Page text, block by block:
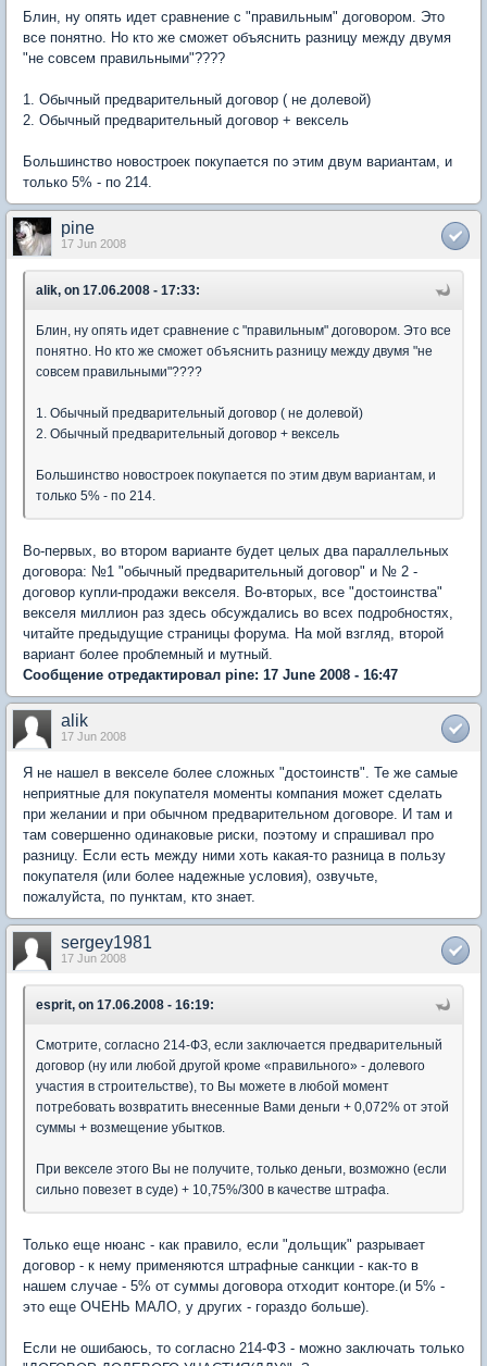
Блин, ну опять идет сравнение с "правильным" договором. Это
все понятно. Но кто же сможет объяснить разницу между двумя
"не совсем правильными"????
1. Обычный предварительный договор ( не долевой)
2. Обычный предварительный договор + вексель
Большинство новостроек покупается по этим двум вариантам, и
только 5% - по 214.
pine
17 Jun 2008
alik, on 17.06.2008 - 17:33:
Блин, ну опять идет сравнение с "правильным" договором. Это все
понятно. Но кто же сможет объяснить разницу между двумя "не
совсем правильными"????
1. Обычный предварительный договор ( не долевой)
2. Обычный предварительный договор + вексель
Большинство новостроек покупается по этим двум вариантам, и
только 5% - по 214.
Во-первых, во втором варианте будет целых два параллельных
договора: №1 "обычный предварительный договор" и № 2 -
договор купли-продажи векселя. Во-вторых, все "достоинства"
векселя миллион раз здесь обсуждались во всех подробностях,
читайте предыдущие страницы форума. На мой взгляд, второй
вариант более проблемный и мутный.
Сообщение отредактировал pine: 17 June 2008 - 16:47
alik
17 Jun 2008
Я не нашел в векселе более сложных "достоинств". Те же самые
неприятные для покупателя моменты компания может сделать
при желании и при обычном предварительном договоре. И там и
там совершенно одинаковые риски, поэтому и спрашивал про
разницу. Если есть между ними хоть какая-то разница в пользу
покупателя (или более надежные условия), озвучьте,
пожалуйста, по пунктам, кто знает.
sergey1981
17 Jun 2008
esprit, on 17.06.2008 - 16:19:
Смотрите, согласно 214-ФЗ, если заключается предварительный
договор (ну или любой другой кроме «правильного» - долевого
участия в строительстве), то Вы можете в любой момент
потребовать возвратить внесенные Вами деньги + 0,072% от этой
суммы + возмещение убытков.
При векселе этого Вы не получите, только деньги, возможно (если
сильно повезет в суде) + 10,75%/300 в качестве штрафа.
Только еще нюанс - как правило, если "дольщик" разрывает
договор - к нему применяются штрафные санкции - как-то в
нашем случае - 5% от суммы договора отходит конторе.(и 5% -
это еще ОЧЕНЬ МАЛО, у других - гораздо больше).
Если не ошибаюсь, то согласно 214-ФЗ - можно заключать только